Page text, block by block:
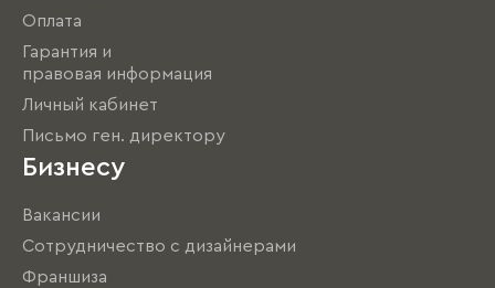
Оплата
Гарантия и
правовая информация
Личный кабинет
Письмо ген. директору
Бизнесу
Вакансии
Сотрудничество с дизайнерами
Франшиза